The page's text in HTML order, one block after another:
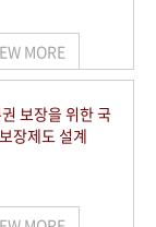
MORE
보장을 위한 국
장제도 설계